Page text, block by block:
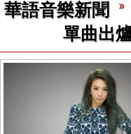
華語音樂新聞
單曲出